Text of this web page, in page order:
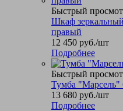
Быстрый
Шкаф
правый
12 450 руб./шт
Подробнее
Быстрый
Тумба "Марсель"
13 680 руб./шт
Подробнее